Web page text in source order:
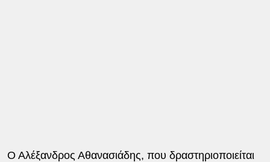
Ο Αλέξανδρος Αθανασιάδης, που δραστηριοποιείται